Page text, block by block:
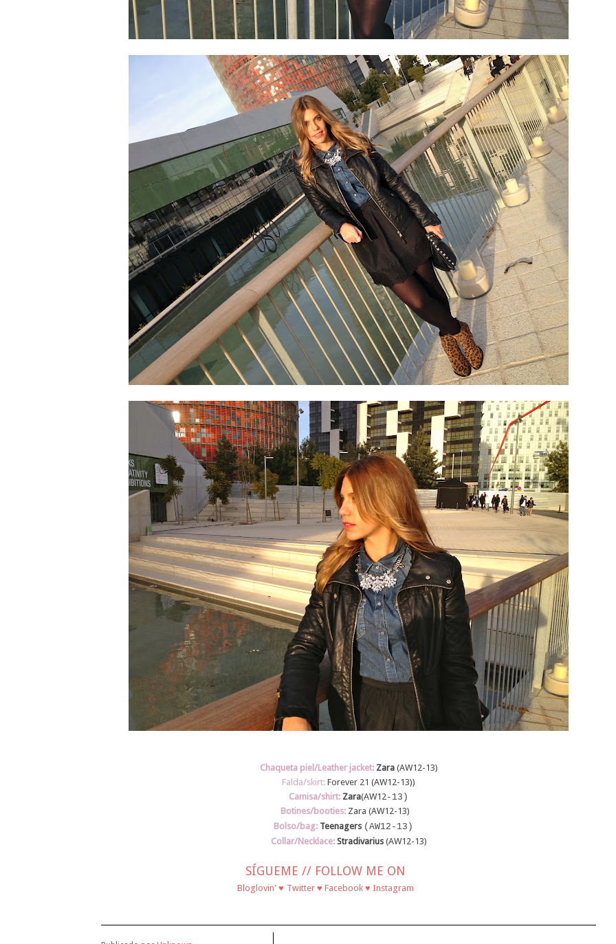
Chaqueta piel/Leather jacket: Zara(AW12-13)
Falda/skirt: Forever 21 (AW12-13))
Camisa/shirt: Zara(AW12-13)
Botines/booties: Zara (AW12-13)
Bolso/bag:Teenagers (AW12-13)
Collar/Necklace: Stradivarius (AW12-13)
SÍGUEME // FOLLOW ME ON
Bloglovin' ♥ Twitter ♥ Facebook ♥ Instagram